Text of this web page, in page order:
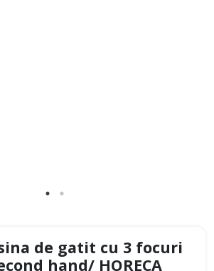
de gatit cu 3 focuri
hand/ HORECA